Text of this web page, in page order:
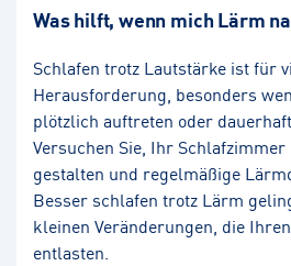
Was hilft, wenn mich Lärm
Schlafen trotz Lautstärke ist für
Herausforderung, besonders
plötzlich auftreten oder
Versuchen Sie, Ihr
gestalten und regelmäßige
Besser schlafen trotz Lärm
kleinen Veränderungen, die
entlasten.